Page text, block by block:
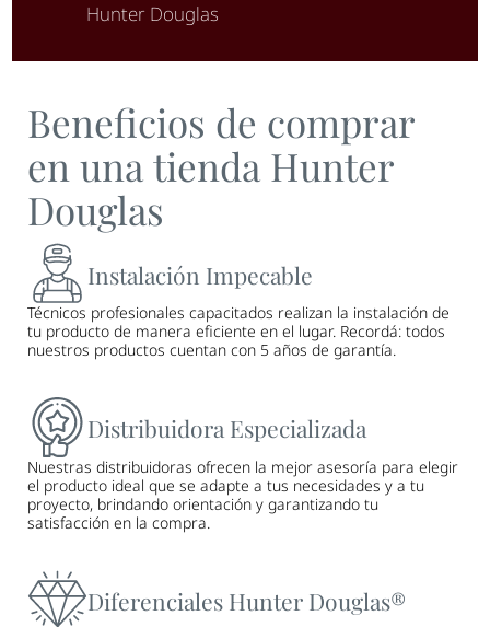
Hunter Douglas
Beneficios de comprar
en una tienda Hunter
Douglas
Instalación Impecable
Técnicos profesionales capacitados realizan la instalación de
tu producto de manera eficiente en el lugar. Recordá: todos
nuestros productos cuentan con 5 años de garantía.
Distribuidora Especializada
Nuestras distribuidoras ofrecen la mejor asesoría para elegir
el producto ideal que se adapte a tus necesidades y a tu
proyecto, brindando orientación y garantizando tu
satisfacción en la compra.
Diferenciales Hunter Douglas®